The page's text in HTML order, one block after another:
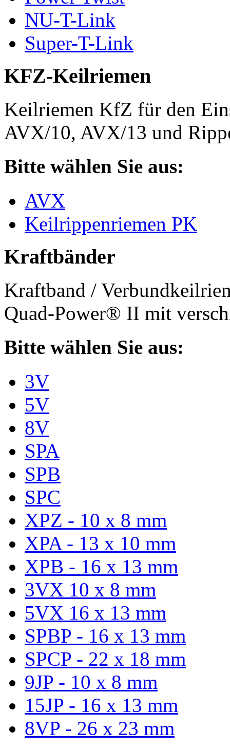
NU-T-Link
Super-T-Link
KFZ-Keilriemen
Keilriemen KfZ für den
AVX/10, AVX/13 und
Bitte wählen Sie aus:
AVX
Keilrippenriemen PK
Kraftbänder
Kraftband /
Quad-Power® II mit
Bitte wählen Sie aus:
3V
5V
8V
SPA
SPB
SPC
XPZ - 10 x 8 mm
XPA - 13 x 10 mm
XPB - 16 x 13 mm
3VX 10 x 8 mm
5VX 16 x 13 mm
SPBP - 16 x 13 mm
SPCP - 22 x 18 mm
9JP - 10 x 8 mm
15JP - 16 x 13 mm
8VP - 26 x 23 mm